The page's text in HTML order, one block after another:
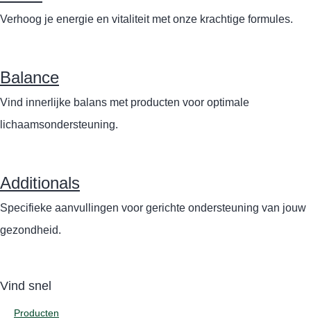
Verhoog je energie en vitaliteit met onze krachtige formules.
Balance
Vind innerlijke balans met producten voor optimale
lichaamsondersteuning.
Additionals
Specifieke aanvullingen voor gerichte ondersteuning van jouw
gezondheid.
Vind snel
Producten